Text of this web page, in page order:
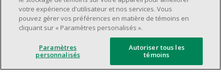
Excellentes compétences en matière de
communication et de relations
interpersonnelles.
Avoir du leadership et un bon esprit
d'équipe.
Capacité à effectuer plusieurs tâches à la
votre expérience d'utilisateur et nos services. Vous
pouvez gérer vos préférences en matière de témoins en
cliquant sur « Paramètres personalisés ».
Paramètres
personnalisés
Autoriser tous les
témoins